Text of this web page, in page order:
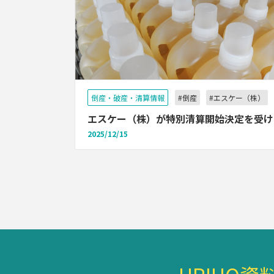
倒産・破産・清算情報 #倒産 #エスケー（株）
エスケー（株）が特別清算開始決定を受
2025/12/15